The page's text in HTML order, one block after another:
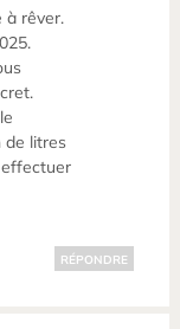
à rêver.
de litres
RÉPONDRE